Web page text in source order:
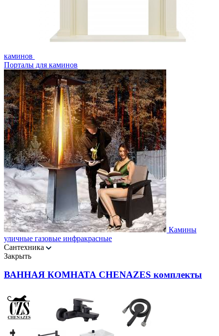
каминов
Порталы для каминов
Камины
уличные газовые инфракрасные
Сантехника
Закрыть
ВАННАЯ КОМНАТА CHENAZES комплекты